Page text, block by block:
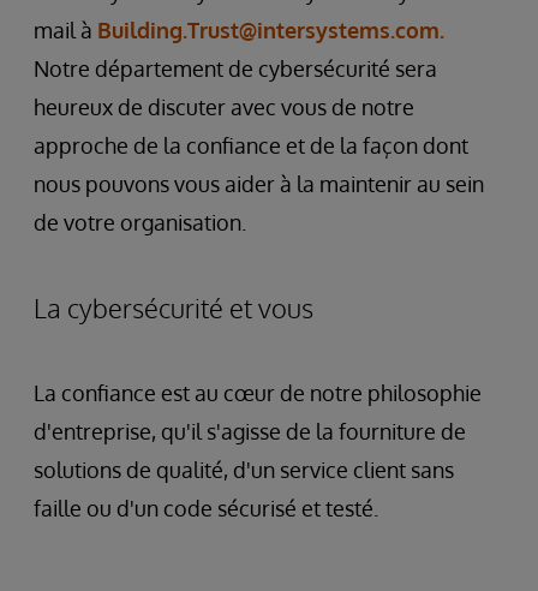
mail à Building.Trust@intersystems.com.
Notre département de cybersécurité sera
heureux de discuter avec vous de notre
approche de la confiance et de la façon dont
nous pouvons vous aider à la maintenir au sein
de votre organisation.
La cybersécurité et vous
La confiance est au cœur de notre philosophie
d'entreprise, qu'il s'agisse de la fourniture de
solutions de qualité, d'un service client sans
faille ou d'un code sécurisé et testé.